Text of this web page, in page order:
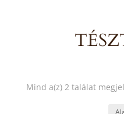
Mind a(z) 2 találat